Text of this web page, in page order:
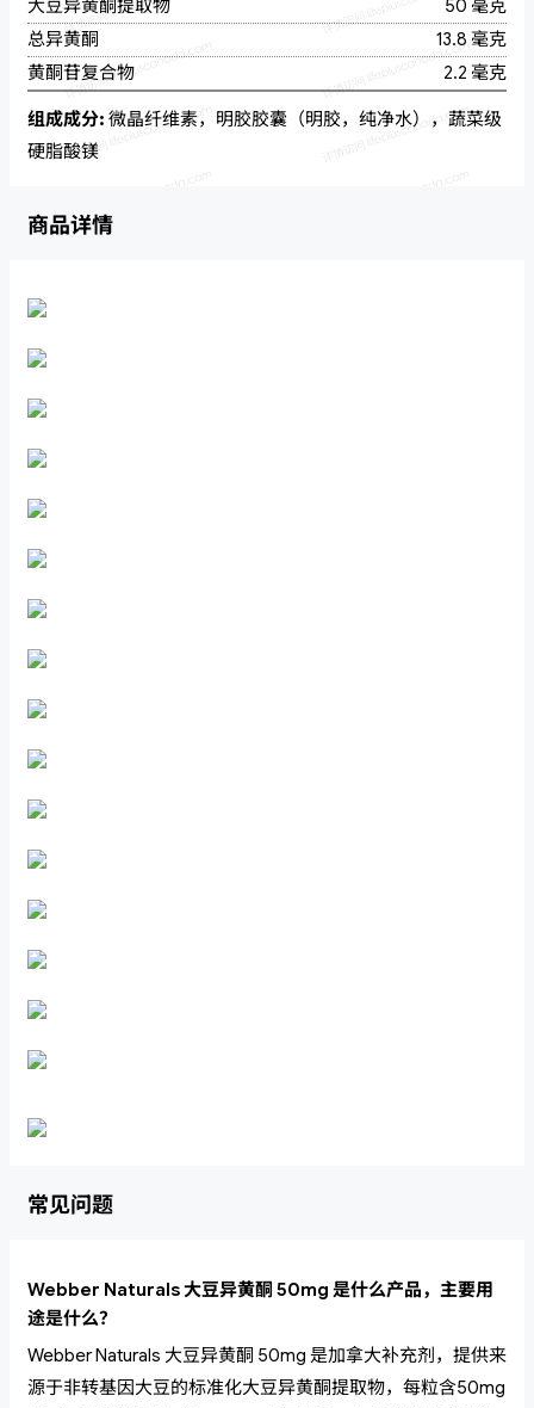
大豆异黄酮提取物
50 毫克
总异黄酮
13.8 毫克
黄酮苷复合物
2.2 毫克
组成成分: 微晶纤维素，明胶胶囊（明胶，纯净水），蔬菜级
硬脂酸镁
商品详情
常见问题
Webber Naturals 大豆异黄酮 50mg 是什么产品，主要用
途是什么？
Webber Naturals 大豆异黄酮 50mg 是加拿大补充剂，提供来
源于非转基因大豆的标准化大豆异黄酮提取物，每粒含50mg